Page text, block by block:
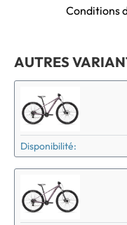
Conditions
AUTRES
Disponibilité: